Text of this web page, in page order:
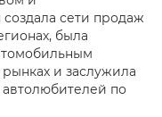
сети продаж
была
и заслужила
по